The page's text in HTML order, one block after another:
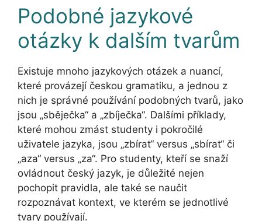
Podobné jazykové
otázky k dalším tvarům
Existuje mnoho jazykových otázek a nuancí,
které provázejí českou gramatiku, a jednou z
nich je správné používání podobných tvarů, jako
jsou „sběječka“ a „zbíječka“. Dalšími příklady,
které mohou zmást studenty i pokročilé
uživatele jazyka, jsou „zbírat“ versus „sbírat“ či
„aza“ versus „za“. Pro studenty, kteří se snaží
ovládnout český jazyk, je důležité nejen
pochopit pravidla, ale také se naučit
rozpoznávat kontext, ve kterém se jednotlivé
tvary používají.